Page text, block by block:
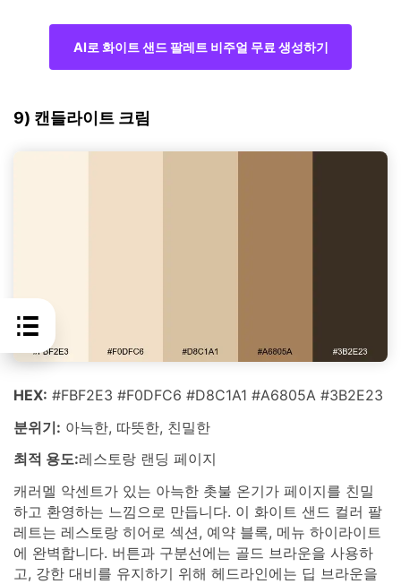
AI로 화이트 샌드 팔레트 비주얼 무료 생성하기
9) 캔들라이트 크림
HEX: #FBF2E3 #F0DFC6 #D8C1A1 #A6805A #3B2E23
분위기: 아늑한, 따뜻한, 친밀한
최적 용도:레스토랑 랜딩 페이지
캐러멜 악센트가 있는 아늑한 촛불 온기가 페이지를 친밀
하고 환영하는 느낌으로 만듭니다. 이 화이트 샌드 컬러 팔
레트는 레스토랑 히어로 섹션, 예약 블록, 메뉴 하이라이트
에 완벽합니다. 버튼과 구분선에는 골드 브라운을 사용하
고, 강한 대비를 유지하기 위해 헤드라인에는 딥 브라운을